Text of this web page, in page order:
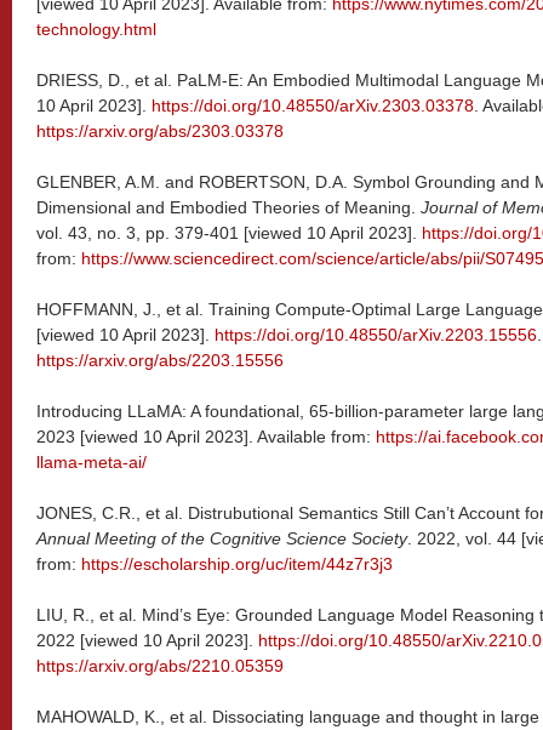
technology.html
DRIESS, D., et al. PaLM-E: An Embodied Multimodal Language
10 April 2023]. https://doi.org/10.48550/arXiv.2303.03378 .
https://arxiv.org/abs/2303.03378
GLENBER, A.M. and ROBERTSON, D.A. Symbol Grounding and
Dimensional and Embodied Theories of Meaning. Journal of
vol. 43, no. 3, pp. 379-401 [viewed 10 April 2023]. https://doi.org/
from: https://www.sciencedirect.com/science/article/abs/pii/
HOFFMANN, J., et al. Training Compute-Optimal Large
[viewed 10 April 2023]. https://doi.org/10.48550/arXiv.2203.15556
https://arxiv.org/abs/2203.15556
Introducing LLaMA: A foundational, 65-billion-parameter large
2023 [viewed 10 April 2023]. Available from: https://
llama-meta-ai/
JONES, C.R., et al. Distrubutional Semantics Still Can’t Account
Annual Meeting of the Cognitive Science Society. 2022, vol. 44
from: https://escholarship.org/uc/item/44z7r3j3
LIU, R., et al. Mind’s Eye: Grounded Language Model
2022 [viewed 10 April 2023]. https://doi.org/10.48550/
https://arxiv.org/abs/2210.05359
MAHOWALD, K., et al. Dissociating language and thought in